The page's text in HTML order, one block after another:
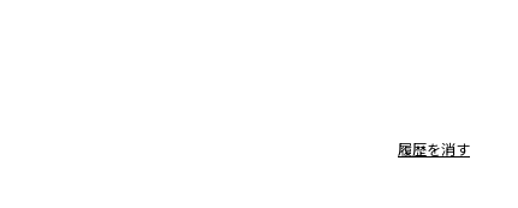
履歴を消す